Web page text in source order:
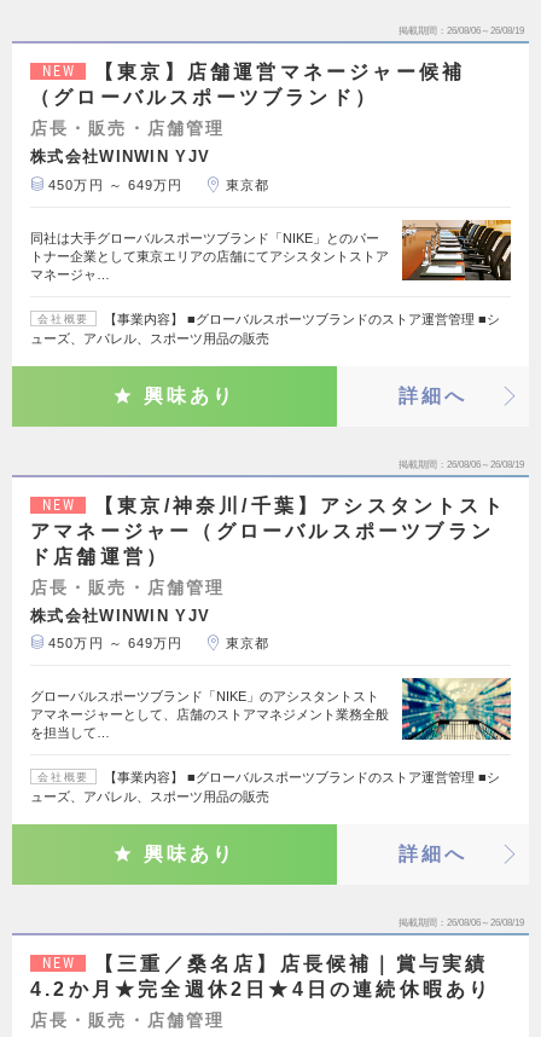
掲載期間 26/08/06～26/08/19
NEW
【東京】店舗運営マネージャー候補
（グローバルスポーツブランド）
店長・販売・店舗管理
株式会社WINWIN YJV
450万円 ～ 649万円 東京都
同社は大手グローバルスポーツブランド「NIKE」とのパー
トナー企業として東京エリアの店舗にてアシスタントストア
マネージャ…
会社概要
【事業内容】 ■グローバルスポーツブランドのストア運営管理 ■シ
ューズ、アパレル、スポーツ用品の販売
興味あり 詳細へ
掲載期間 26/08/06～26/08/19
NEW
【東京/神奈川/千葉】アシスタントスト
アマネージャー（グローバルスポーツブラン
ド店舗運営）
店長・販売・店舗管理
株式会社WINWIN YJV
450万円 ～ 649万円 東京都
グローバルスポーツブランド「NIKE」のアシスタントスト
アマネージャーとして、店舗のストアマネジメント業務全般
を担当して…
会社概要
【事業内容】 ■グローバルスポーツブランドのストア運営管理 ■シ
ューズ、アパレル、スポーツ用品の販売
興味あり 詳細へ
掲載期間 26/08/06～26/08/19
NEW
【三重／桑名店】店長候補｜賞与実績
4.2か月★完全週休2日★4日の連続休暇あり
店長・販売・店舗管理